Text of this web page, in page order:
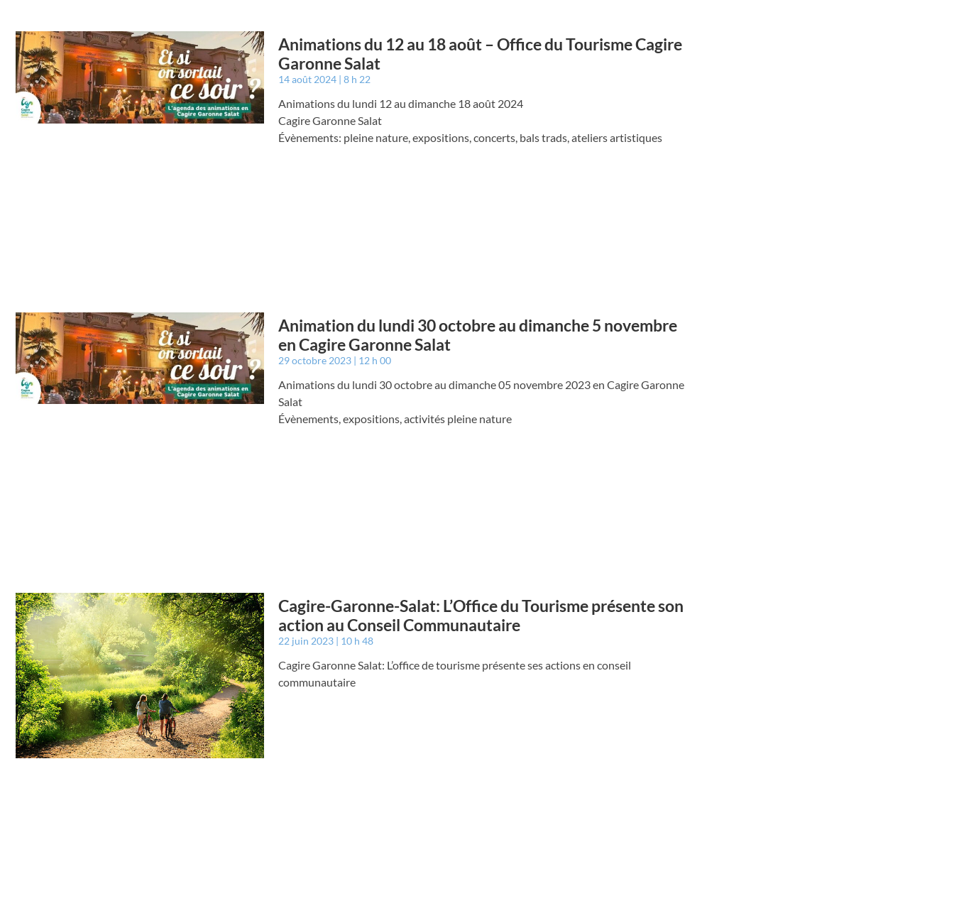
Animations du 12 au 18 août – Office du Tourisme Cagire
Garonne Salat
14 août 2024 8 h 22
Animations du lundi 12 au dimanche 18 août 2024
Cagire Garonne Salat
Évènements: pleine nature, expositions, concerts, bals trads, ateliers artistiques
Animation du lundi 30 octobre au dimanche 5 novembre
en Cagire Garonne Salat
29 octobre 2023 12 h 00
Animations du lundi 30 octobre au dimanche 05 novembre 2023 en Cagire Garonne
Salat
Évènements, expositions, activités pleine nature
Cagire-Garonne-Salat: L’Office du Tourisme présente son
action au Conseil Communautaire
22 juin 2023 10 h 48
Cagire Garonne Salat: L’office de tourisme présente ses actions en conseil
communautaire